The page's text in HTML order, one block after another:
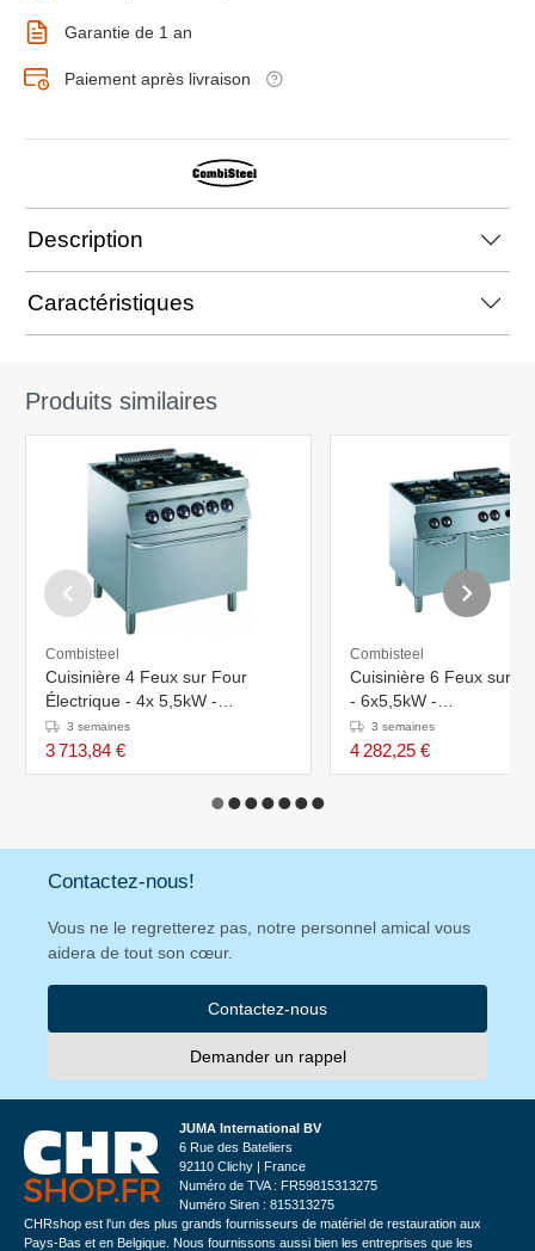
Garantie de 1 an
Paiement après livraison
Description
Caractéristiques
Produits similaires
Combisteel
Cuisinière 4 Feux sur Four
Électrique - 4x 5,5kW -
800x700x900(H)mm
3 semaines
3 713,84 €
Combisteel
Cuisinière 6 Feux sur
- 6x5,5kW -
1200x700x900(h)mm
3 semaines
4 282,25 €
Contactez-nous!
Vous ne le regretterez pas, notre personnel amical vous
aidera de tout son cœur.
Contactez-nous
Demander un rappel
JUMA International BV
6 Rue des Bateliers
92110 Clichy | France
Numéro de TVA : FR59815313275
Numéro Siren : 815313275
CHRshop est l'un des plus grands fournisseurs de matériel de restauration aux
Pays-Bas et en Belgique. Nous fournissons aussi bien les entreprises que les